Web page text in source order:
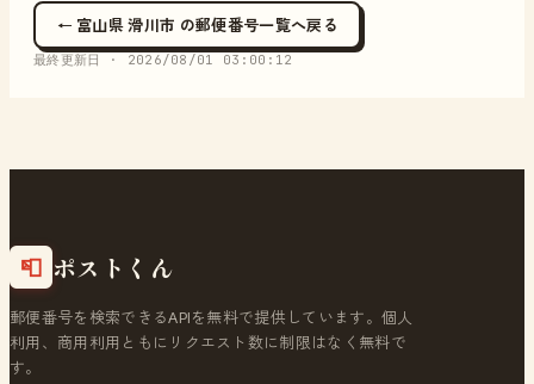
← 富山県 滑川市 の郵便番号一覧へ戻る
最終更新日 · 2026/08/01 03:00:12
📮 ポストくん
郵便番号を検索できるAPIを無料で提供しています。個人
利用、商用利用ともにリクエスト数に制限はなく無料で
す。